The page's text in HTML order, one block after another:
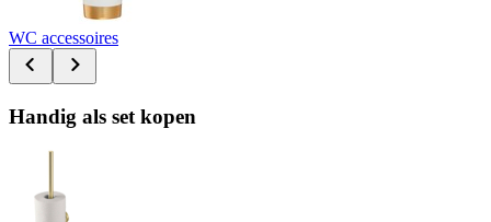
WC accessoires
Handig als set kopen